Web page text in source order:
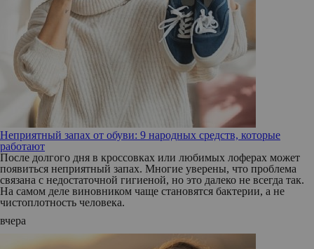
Неприятный запах от обуви: 9 народных средств, которые
работают
После долгого дня в кроссовках или любимых лоферах может
появиться неприятный запах. Многие уверены, что проблема
связана с недостаточной гигиеной, но это далеко не всегда так.
На самом деле виновником чаще становятся бактерии, а не
чистоплотность человека.
вчера